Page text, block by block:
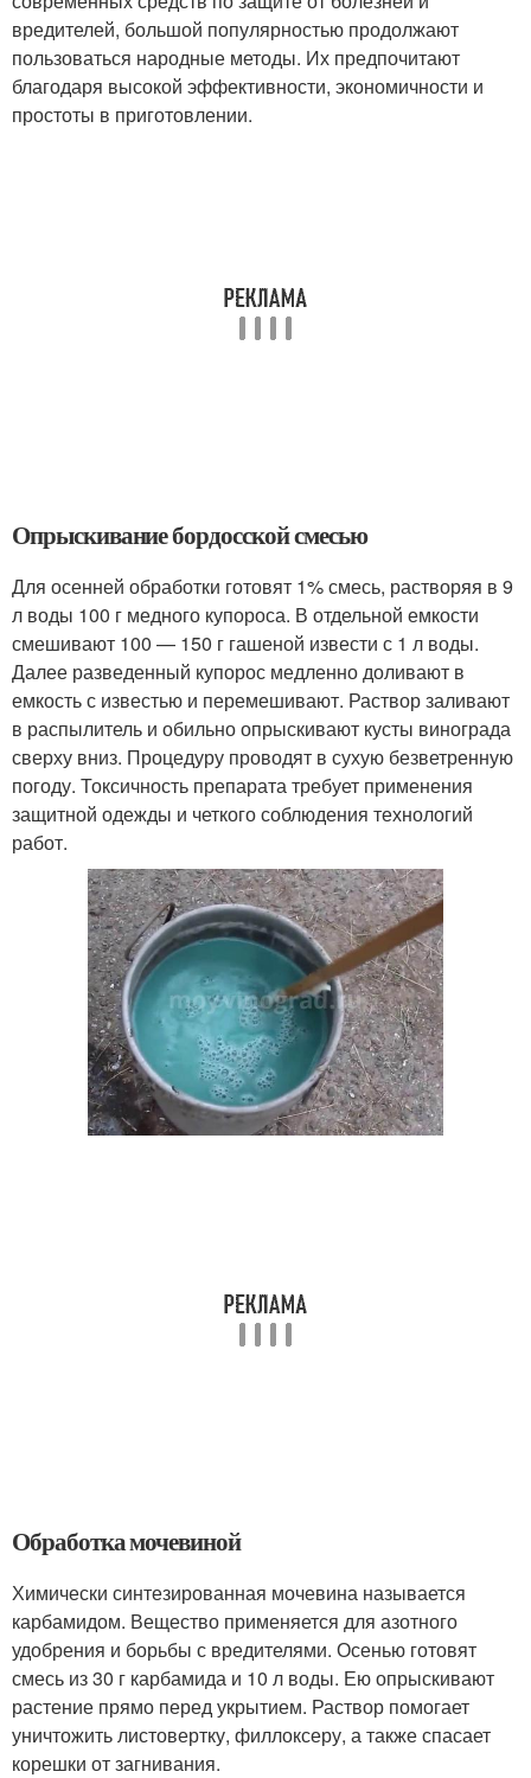
вредителей, большой популярностью продолжают
пользоваться народные методы. Их предпочитают
благодаря высокой эффективности, экономичности и
простоты в приготовлении.
Опрыскивание бордосской смесью
Для осенней обработки готовят 1% смесь, растворяя в 9
л воды 100 г медного купороса. В отдельной емкости
смешивают 100 — 150 г гашеной извести с 1 л воды.
Далее разведенный купорос медленно доливают в
емкость с известью и перемешивают. Раствор заливают
в распылитель и обильно опрыскивают кусты винограда
сверху вниз. Процедуру проводят в сухую безветренную
погоду. Токсичность препарата требует применения
защитной одежды и четкого соблюдения технологий
работ.
Обработка мочевиной
Химически синтезированная мочевина называется
карбамидом. Вещество применяется для азотного
удобрения и борьбы с вредителями. Осенью готовят
смесь из 30 г карбамида и 10 л воды. Ею опрыскивают
растение прямо перед укрытием. Раствор помогает
уничтожить листовертку, филлоксеру, а также спасает
корешки от загнивания.